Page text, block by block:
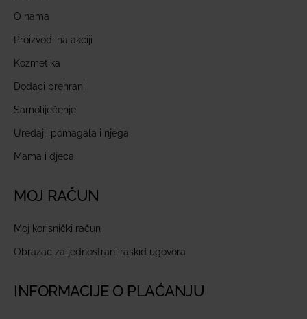
O nama
Proizvodi na akciji
Kozmetika
Dodaci prehrani
Samoliječenje
Uređaji, pomagala i njega
Mama i djeca
MOJ RAČUN
Moj korisnički račun
Obrazac za jednostrani raskid ugovora
INFORMACIJE O PLAĆANJU